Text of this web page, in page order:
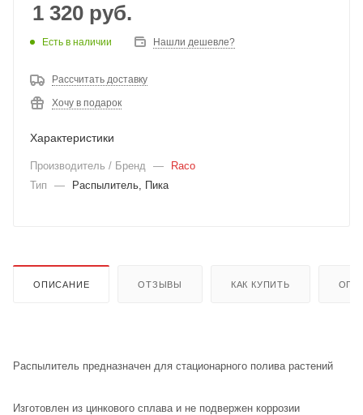
1 320 руб.
Есть в наличии Нашли дешевле?
Рассчитать доставку
Хочу в подарок
Характеристики
Производитель / Бренд —
Raco
Тип
— Распылитель, Пика
ОПИСАНИЕ ОТЗЫВЫ КАК КУПИТЬ
Распылитель предназначен для стационарного полива растений
Изготовлен из цинкового сплава и не подвержен коррозии